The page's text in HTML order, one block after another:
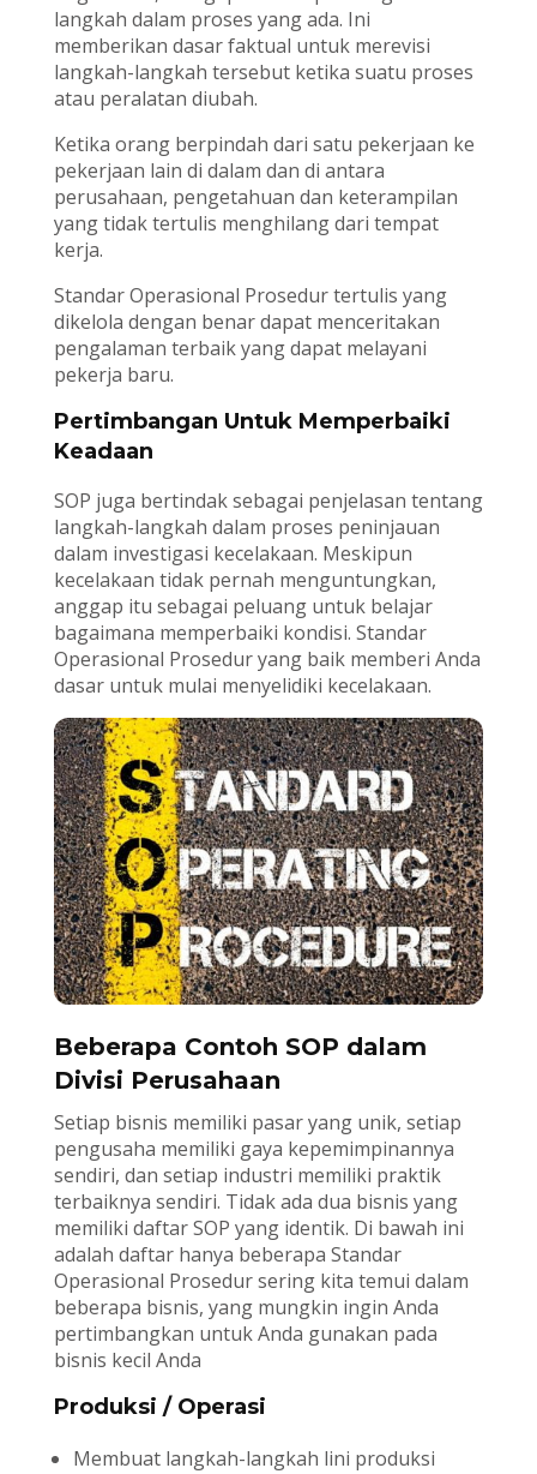
langkah dalam proses yang ada. Ini
memberikan dasar faktual untuk merevisi
langkah-langkah tersebut ketika suatu proses
atau peralatan diubah.
Ketika orang berpindah dari satu pekerjaan ke
pekerjaan lain di dalam dan di antara
perusahaan, pengetahuan dan keterampilan
yang tidak tertulis menghilang dari tempat
kerja.
Standar Operasional Prosedur tertulis yang
dikelola dengan benar dapat menceritakan
pengalaman terbaik yang dapat melayani
pekerja baru.
Pertimbangan Untuk Memperbaiki
Keadaan
SOP juga bertindak sebagai penjelasan tentang
langkah-langkah dalam proses peninjauan
dalam investigasi kecelakaan. Meskipun
kecelakaan tidak pernah menguntungkan,
anggap itu sebagai peluang untuk belajar
bagaimana memperbaiki kondisi. Standar
Operasional Prosedur yang baik memberi Anda
dasar untuk mulai menyelidiki kecelakaan.
Beberapa Contoh SOP dalam
Divisi Perusahaan
Setiap bisnis memiliki pasar yang unik, setiap
pengusaha memiliki gaya kepemimpinannya
sendiri, dan setiap industri memiliki praktik
terbaiknya sendiri. Tidak ada dua bisnis yang
memiliki daftar SOP yang identik. Di bawah ini
adalah daftar hanya beberapa Standar
Operasional Prosedur sering kita temui dalam
beberapa bisnis, yang mungkin ingin Anda
pertimbangkan untuk Anda gunakan pada
bisnis kecil Anda
Produksi / Operasi
Membuat langkah-langkah lini produksi